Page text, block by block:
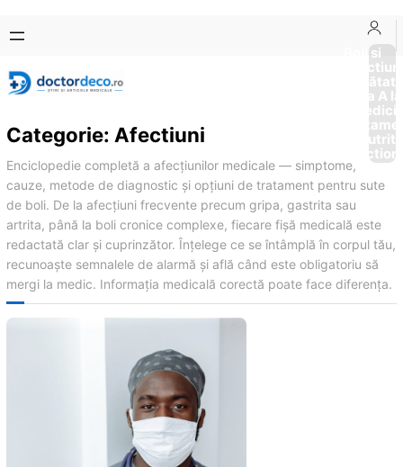
conținut
content
Boli si
Afectiuni
Sănătate
de la A
Categorie: Afectiuni
Enciclopedie completă a afecțiunilor medicale — simptome,
cauze, metode de diagnostic și opțiuni de tratament pentru sute
de boli. De la afecțiuni frecvente precum gripa, gastrita sau
artrita, până la boli cronice complexe, fiecare fișă medicală este
redactată clar și cuprinzător. Înțelege ce se întâmplă în corpul tău,
recunoaște semnalele de alarmă și află când este obligatoriu să
mergi la medic. Informația medicală corectă poate face diferența.